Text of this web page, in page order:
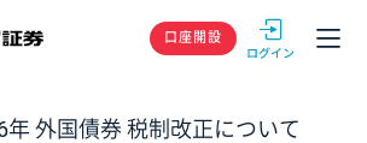
GMOクリック
口座開設
年 外国債券 税制改正について